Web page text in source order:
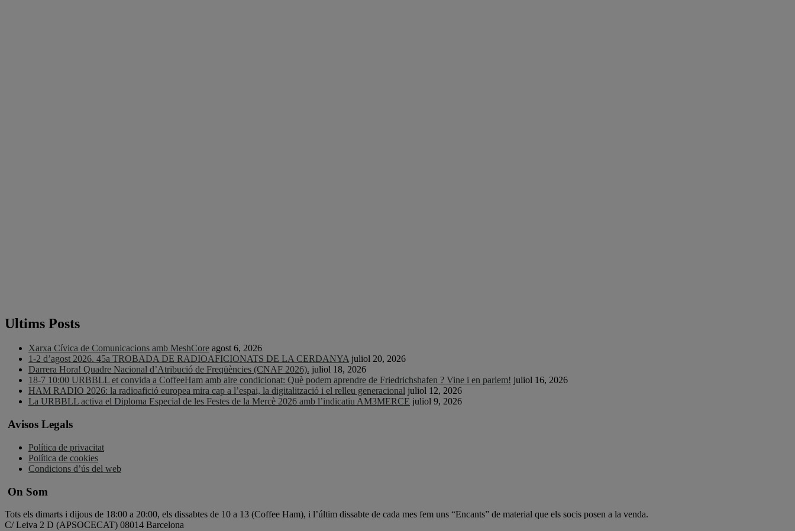
Ultims Posts
Xarxa Cívica de Comunicacions amb MeshCore agost 6, 2026
1-2 d’agost 2026. 45a TROBADA DE RADIOAFICIONATS DE LA CERDANYA juliol 20, 2026
Darrera Hora! Quadre Nacional d’Atribució de Freqüències (CNAF 2026). juliol 18, 2026
18-7 10:00 URBBLL et convida a CoffeeHam amb aire condicionat: Què podem aprendre de Friedrichshafen ? Vine i en parlem! juliol 16, 2026
HAM RADIO 2026: la radioafició europea mira cap a l’espai, la digitalització i el relleu generacional juliol 12, 2026
La URBBLL activa el Diploma Especial de les Festes de la Mercè 2026 amb l’indicatiu AM3MERCE juliol 9, 2026
Avisos Legals
Política de privacitat
Política de cookies
Condicions d’ús del web
On Som
Tots els dimarts i dijous de 18:00 a 20:00, els dissabtes de 10 a 13 (Coffee Ham), i l’últim dissabte de cada mes fem uns “Encants” de material que els socis posen a la venda.
C/ Leiva 2 D (APSOCECAT) 08014 Barcelona